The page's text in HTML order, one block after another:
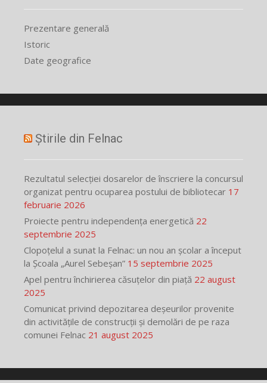
Prezentare generală
Istoric
Date geografice
Știrile din Felnac
Rezultatul selecției dosarelor de înscriere la concursul
organizat pentru ocuparea postului de bibliotecar 17
februarie 2026
Proiecte pentru independența energetică 22
septembrie 2025
Clopoțelul a sunat la Felnac: un nou an școlar a început
la Școala „Aurel Sebeșan” 15 septembrie 2025
Apel pentru închirierea căsuțelor din piață 22 august
2025
Comunicat privind depozitarea deșeurilor provenite
din activitățile de construcții și demolări de pe raza
comunei Felnac 21 august 2025